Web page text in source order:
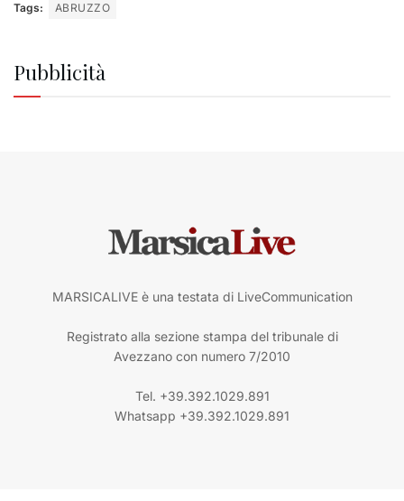
Tags: ABRUZZO
Pubblicità
MARSICALIVE è una testata di LiveCommunication
Registrato alla sezione stampa del tribunale di
Avezzano con numero 7/2010
Tel. +39.392.1029.891
Whatsapp +39.392.1029.891